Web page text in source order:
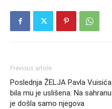
Previous article
Poslednja ŽELJA Pavla Vuisića
bila mu je uslišena: Na sahranu
je došla samo njegova